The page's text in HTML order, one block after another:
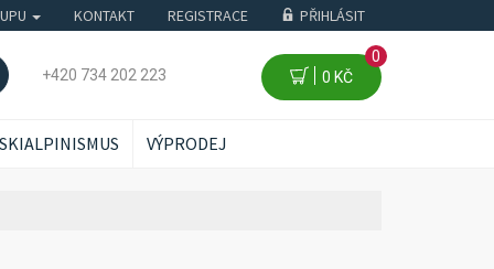
KONTAKT REGISTRACE PŘIHLÁSIT
+420 734 202 223 0 KČ
0
SKIALPINISMUS VÝPRODEJ